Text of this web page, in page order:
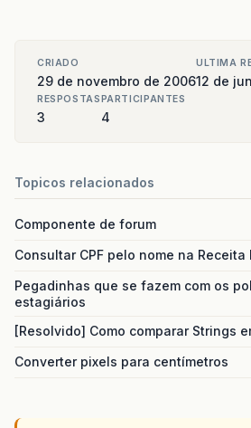
CRIADO
29 de novembro de 2006
ULTIMA
12 de
RESPOSTAS
3
PARTICIPANTES
4
Topicos relacionados
Componente de forum
Consultar CPF pelo nome na Receita
Pegadinhas que se fazem com os
estagiários
[Resolvido] Como comparar Strings
Converter pixels para centímetros